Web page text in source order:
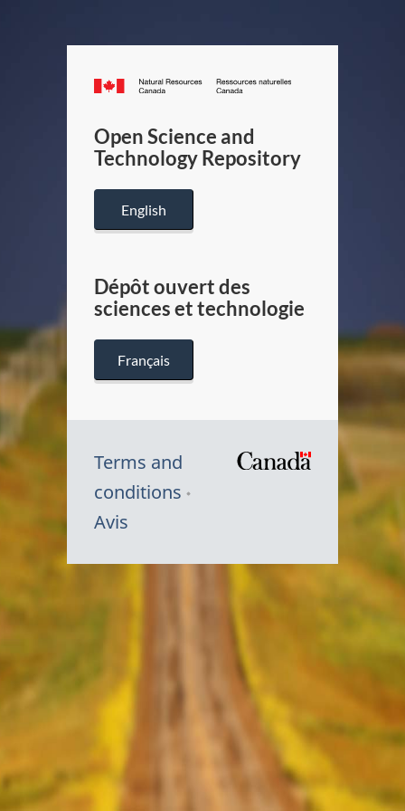
Canada.ca
/
Canada
Open Science and
Technology Repository
English
Dépôt ouvert des
sciences et technologie
Français
Terms and
conditions
Avis
Symbole
Canada